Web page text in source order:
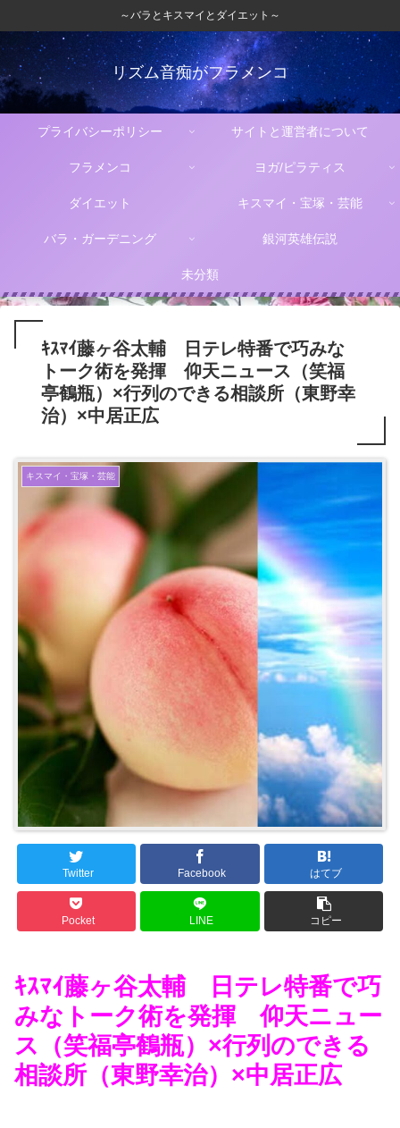
～バラとキスマイとダイエット～
リズム音痴がフラメンコ
プライバシーポリシー サイトと運営者について
フラメンコ ヨガ/ピラティス
ダイエット キスマイ・宝塚・芸能
バラ・ガーデニング 銀河英雄伝説
未分類
ｷｽﾏｲ藤ヶ谷太輔 日テレ特番で巧みな
トーク術を発揮 仰天ニュース（笑福
亭鶴瓶）×行列のできる相談所（東野幸
治）×中居正広
キスマイ・宝塚・芸能
Twitter Facebook はてブ
Pocket LINE コピー
ｷｽﾏｲ藤ヶ谷太輔 日テレ特番で巧
みなトーク術を発揮 仰天ニュー
ス（笑福亭鶴瓶）×行列のできる
相談所（東野幸治）×中居正広